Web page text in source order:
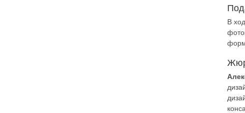
В